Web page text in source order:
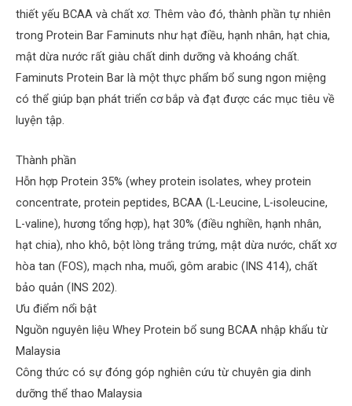
thiết yếu BCAA và chất xơ. Thêm vào đó, thành phần tự nhiên
trong Protein Bar Faminuts như hạt điều, hạnh nhân, hạt chia,
mật dừa nước rất giàu chất dinh dưỡng và khoáng chất.
Faminuts Protein Bar là một thực phẩm bổ sung ngon miệng
có thể giúp bạn phát triển cơ bắp và đạt được các mục tiêu về
luyện tập.
Thành phần
Hỗn hợp Protein 35% (whey protein isolates, whey protein
concentrate, protein peptides, BCAA (L-Leucine, L-isoleucine,
L-valine), hương tổng hợp), hạt 30% (điều nghiền, hạnh nhân,
hạt chia), nho khô, bột lòng trắng trứng, mật dừa nước, chất xơ
hòa tan (FOS), mạch nha, muối, gôm arabic (INS 414), chất
bảo quản (INS 202).
Ưu điểm nổi bật
Nguồn nguyên liệu Whey Protein bổ sung BCAA nhập khẩu từ
Malaysia
Công thức có sự đóng góp nghiên cứu từ chuyên gia dinh
dưỡng thể thao Malaysia